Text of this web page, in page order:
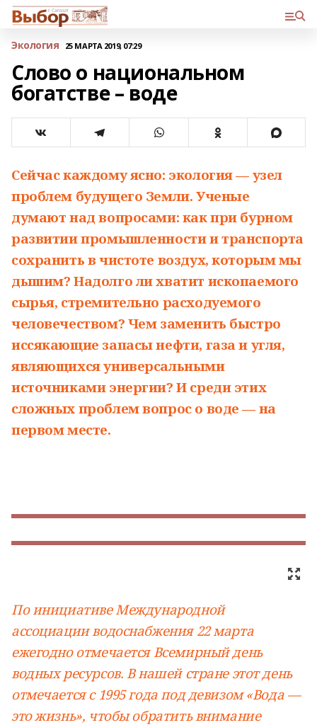
Экология 25 МАРТА 2019, 07:29
Слово о национальном
богатстве – воде
Сейчас каждому ясно: экология — узел
проблем будущего Земли. Ученые
думают над вопросами: как при бурном
развитии промышленности и транспорта
сохранить в чистоте воздух, которым мы
дышим? Надолго ли хватит ископаемого
сырья, стремительно расходуемого
человечеством? Чем заменить быстро
иссякающие запасы нефти, газа и угля,
являющихся универсальными
источниками энергии? И среди этих
сложных проблем вопрос о воде — на
первом месте.
По инициативе Международной
ассоциации водоснабжения22 марта
ежегодно отмечается Всемирный день
водных ресурсов. В нашей стране этот день
отмечается с 1995 года под девизом «Вода —
это жизнь», чтобы обратить внимание